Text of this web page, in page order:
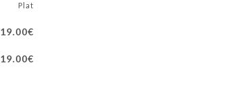
Plat
19.00€
19.00€